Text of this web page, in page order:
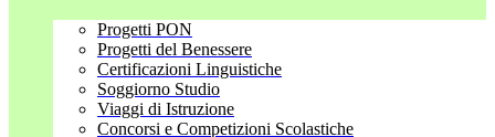
Progetti PON
Progetti del Benessere
Certificazioni Linguistiche
Soggiorno Studio
Viaggi di Istruzione
Concorsi e Competizioni Scolastiche